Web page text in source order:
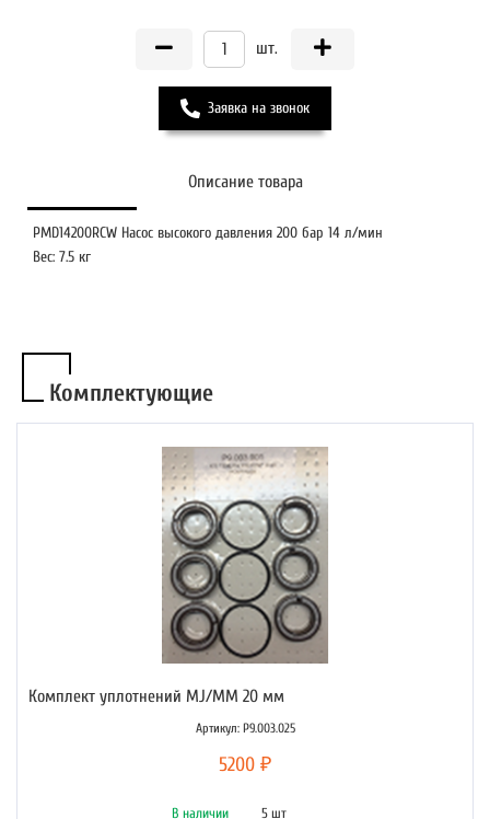
шт.
Заявка на звонок
Описание товара
PMD14200RCW Насос высокого давления 200 бар 14 л/мин
Вес: 7.5 кг
Комплектующие
Комплект уплотнений MJ/MM 20 мм
Артикул: P9.003.025
5200 ₽
В наличии 5 шт